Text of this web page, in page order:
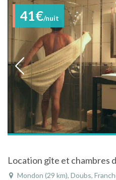
41€/nuit
Mondon (29 km), Doubs, Franche-